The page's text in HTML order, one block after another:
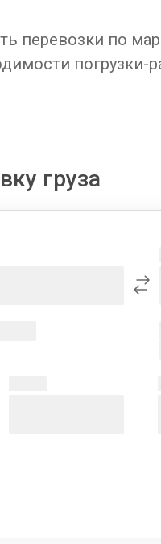
перевозки по
погрузки-
груза